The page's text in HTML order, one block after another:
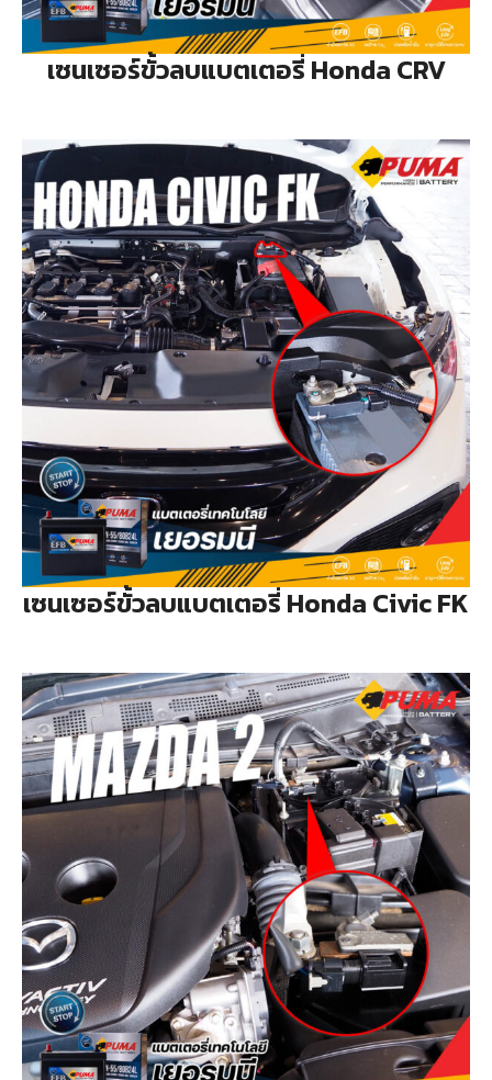
เซนเซอร์ขั้วลบแบตเตอรี่ Honda CRV
เซนเซอร์ขั้วลบแบตเตอรี่ Honda Civic FK